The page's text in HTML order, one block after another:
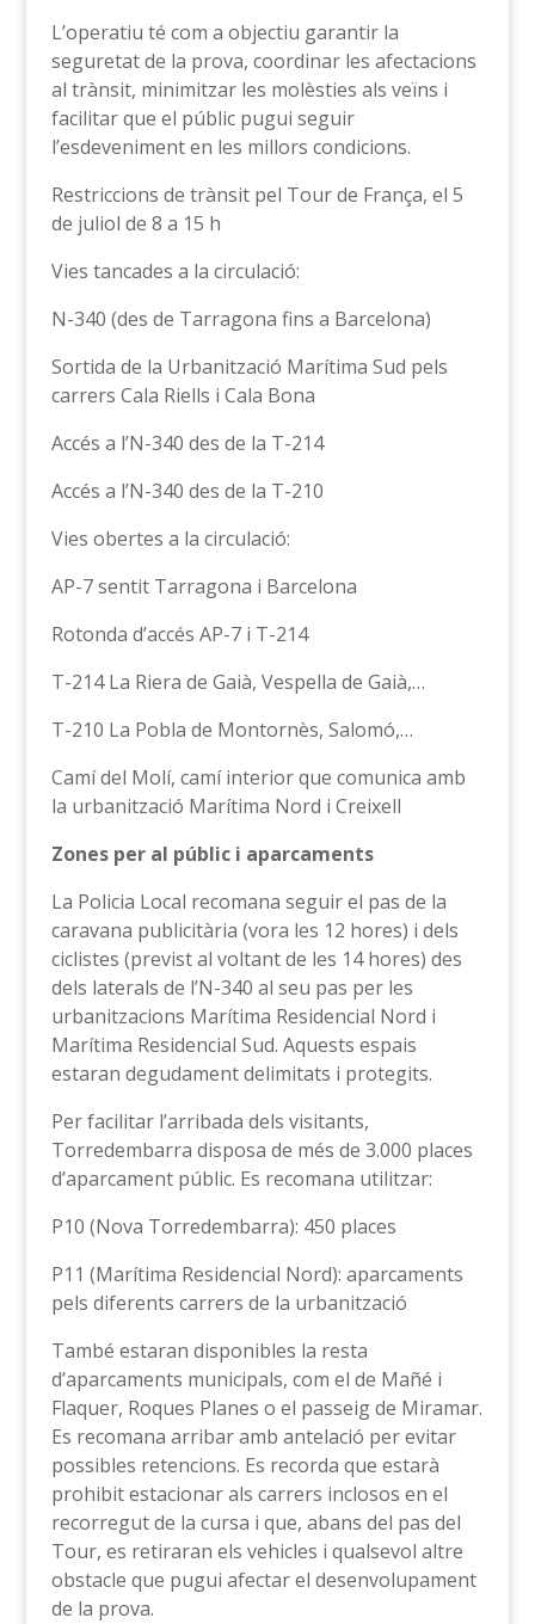
L’operatiu té com a objectiu garantir la
seguretat de la prova, coordinar les afectacions
al trànsit, minimitzar les molèsties als veïns i
facilitar que el públic pugui seguir
l’esdeveniment en les millors condicions.
Restriccions de trànsit pel Tour de França, el 5
de juliol de 8 a 15 h
Vies tancades a la circulació:
N-340 (des de Tarragona fins a Barcelona)
Sortida de la Urbanització Marítima Sud pels
carrers Cala Riells i Cala Bona
Accés a l’N-340 des de la T-214
Accés a l’N-340 des de la T-210
Vies obertes a la circulació:
AP-7 sentit Tarragona i Barcelona
Rotonda d’accés AP-7 i T-214
T-214 La Riera de Gaià, Vespella de Gaià,…
T-210 La Pobla de Montornès, Salomó,…
Camí del Molí, camí interior que comunica amb
la urbanització Marítima Nord i Creixell
Zones per al públic i aparcaments
La Policia Local recomana seguir el pas de la
caravana publicitària (vora les 12 hores) i dels
ciclistes (previst al voltant de les 14 hores) des
dels laterals de l’N-340 al seu pas per les
urbanitzacions Marítima Residencial Nord i
Marítima Residencial Sud. Aquests espais
estaran degudament delimitats i protegits.
Per facilitar l’arribada dels visitants,
Torredembarra disposa de més de 3.000 places
d’aparcament públic. Es recomana utilitzar:
P10 (Nova Torredembarra): 450 places
P11 (Marítima Residencial Nord): aparcaments
pels diferents carrers de la urbanització
També estaran disponibles la resta
d’aparcaments municipals, com el de Mañé i
Flaquer, Roques Planes o el passeig de Miramar.
Es recomana arribar amb antelació per evitar
possibles retencions. Es recorda que estarà
prohibit estacionar als carrers inclosos en el
recorregut de la cursa i que, abans del pas del
Tour, es retiraran els vehicles i qualsevol altre
obstacle que pugui afectar el desenvolupament
de la prova.